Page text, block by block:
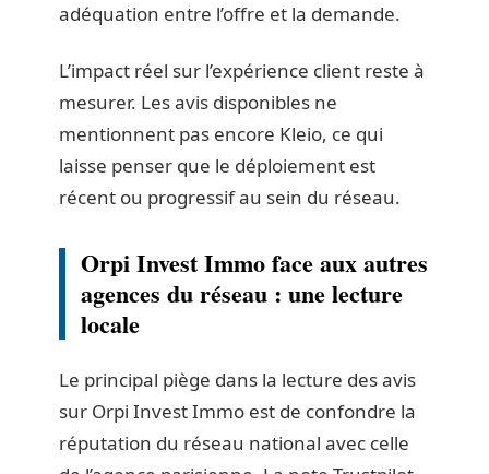
adéquation entre l’offre et la demande.
L’impact réel sur l’expérience client reste à
mesurer. Les avis disponibles ne
mentionnent pas encore Kleio, ce qui
laisse penser que le déploiement est
récent ou progressif au sein du réseau.
Orpi Invest Immo face aux autres
agences du réseau : une lecture
locale
Le principal piège dans la lecture des avis
sur Orpi Invest Immo est de confondre la
réputation du réseau national avec celle